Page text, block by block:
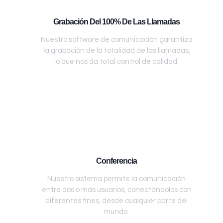
Grabación Del 100% De Las Llamadas
Nuestro software de comunicación garantiza
la grabación de la totalidad de las llamadas,
lo que nos da total control de calidad.
Conferencia
Nuestro sistema permite la comunicación
entre dos o más usuarios, conectándolos con
diferentes fines, desde cualquier parte del
mundo.